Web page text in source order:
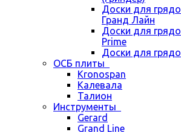
Доски для
Гранд Лайн
Доски для
Prime
Доски для
ОСБ плиты
Kronospan
Калевала
Талион
Инструменты
Gerard
Grand Line